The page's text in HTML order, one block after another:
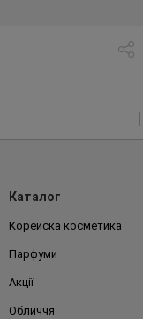
Каталог
Корейска косметика
Парфуми
Акції
Обличчя